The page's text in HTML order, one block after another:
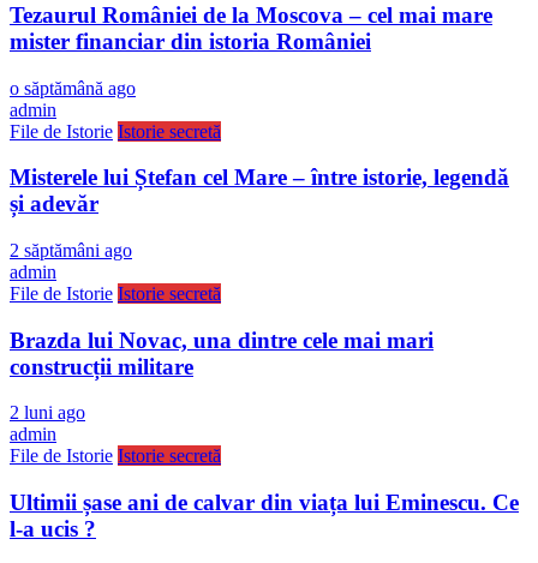
Tezaurul României de la Moscova – cel mai mare
mister financiar din istoria României
o săptămână ago
admin
File de Istorie Istorie secretă
Misterele lui Ștefan cel Mare – între istorie, legendă
și adevăr
2 săptămâni ago
admin
File de Istorie Istorie secretă
Brazda lui Novac, una dintre cele mai mari
construcții militare
2 luni ago
admin
File de Istorie Istorie secretă
Ultimii șase ani de calvar din viața lui Eminescu. Ce
l-a ucis ?